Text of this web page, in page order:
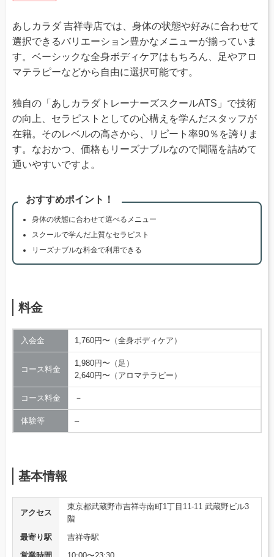
あしカラダ 吉祥寺店では、身体の状態や好みに合わせて
選択できるバリエーション豊かなメニューが揃っていま
す。ベーシックな全身ボディケアはもちろん、足やアロ
マテラピーなどから自由に選択可能です。
独自の「あしカラダトレーナーズスクールATS」で技術
の向上、セラピストとしての心構えを学んだスタッフが
在籍。そのレベルの高さから、リピート率90％を誇りま
す。なおかつ、価格もリーズナブルなので間隔を詰めて
通いやすいですよ。
おすすめポイント！
身体の状態に合わせて選べるメニュー
スクールで学んだ上質なセラピスト
リーズナブルな料金で利用できる
料金
入会金 1,760円〜（全身ボディケア）
コース料金
1,980円〜（足）
2,640円〜（アロマテラピー）
コース料金 －
体験等 –
基本情報
アクセス
東京都武蔵野市吉祥寺南町1丁目11-11 武蔵野ビル3
階
最寄り駅
吉祥寺駅